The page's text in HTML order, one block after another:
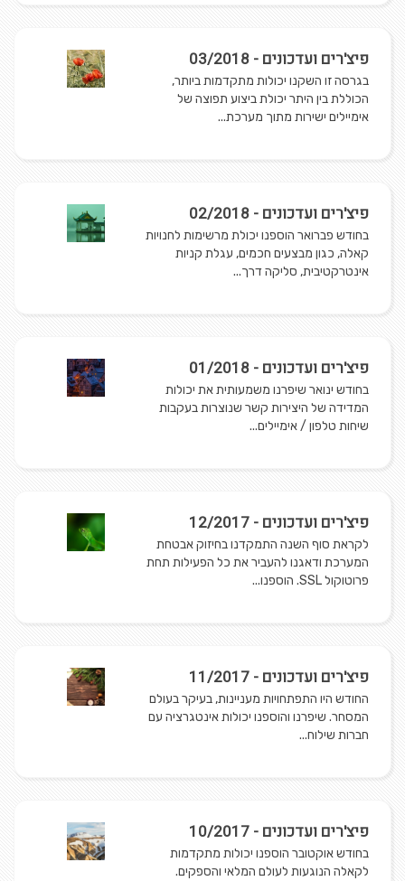
פיצ'רים ועדכונים - 03/2018
בגרסה זו השקנו יכולות מתקדמות ביותר,
הכוללת בין היתר יכולת ביצוע תפוצה של
אימיילים ישירות מתוך מערכת...
פיצ'רים ועדכונים - 02/2018
בחודש פברואר הוספנו יכולת מרשימות לחנויות
קאלה, כגון מבצעים חכמים, עגלת קניות
אינטרקטיבית, סליקה דרך...
פיצ'רים ועדכונים - 01/2018
בחודש ינואר שיפרנו משמעותית את יכולות
המדידה של היצירות קשר שנוצרות בעקבות
שיחות טלפון / אימיילים...
פיצ'רים ועדכונים - 12/2017
לקראת סוף השנה התמקדנו בחיזוק אבטחת
המערכת ודאגנו להעביר את כל הפעילות תחת
פרוטוקול SSL. הוספנו...
פיצ'רים ועדכונים - 11/2017
החודש היו התפתחויות מעניינות, בעיקר בעולם
המסחר. שיפרנו והוספנו יכולות אינטגרציה עם
חברות שילוח...
פיצ'רים ועדכונים - 10/2017
בחודש אוקטובר הוספנו יכולות מתקדמות
לקאלה הנוגעות לעולם המלאי והספקים.